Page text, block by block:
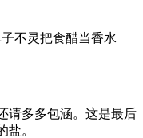
不灵把食醋当香水
请多多包涵。这是最后
盐。